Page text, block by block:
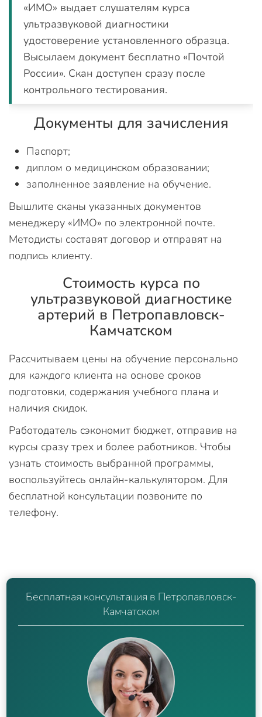
«ИМО» выдает слушателям курса
ультразвуковой диагностики
удостоверение установленного образца.
Высылаем документ бесплатно «Почтой
России». Скан доступен сразу после
контрольного тестирования.
Документы для зачисления
Паспорт;
диплом о медицинском образовании;
заполненное заявление на обучение.
Вышлите сканы указанных документов
менеджеру «ИМО» по электронной почте.
Методисты составят договор и отправят на
подпись клиенту.
Стоимость курса по
ультразвуковой диагностике
артерий в Петропавловск-
Камчатском
Рассчитываем цены на обучение персонально
для каждого клиента на основе сроков
подготовки, содержания учебного плана и
наличия скидок.
Работодатель сэкономит бюджет, отправив на
курсы сразу трех и более работников. Чтобы
узнать стоимость выбранной программы,
воспользуйтесь онлайн-калькулятором. Для
бесплатной консультации позвоните по
телефону.
Бесплатная консультация в Петропавловск-
Камчатском